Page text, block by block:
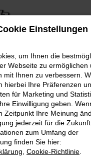
Error
ein Fehler aufgetreten.
Tipps, die dir helfen
deine Firewall und
Webseiten, zum
Einstellungen
um Ihnen die
Webseite zu ermöglichen
mit Ihnen zu verbessern.
hierbei Ihre Präferenzen
für Marketing und
Einwilligung geben.
Zeitpunkt Ihre Meinung
jederzeit für die Zukunft
zum Umfang der
finden Sie hier:
Cookie-Richtlinie